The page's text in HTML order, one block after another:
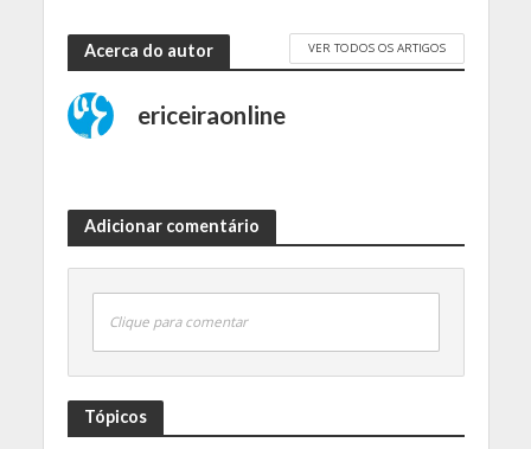
Acerca do autor VER TODOS OS ARTIGOS
ericeiraonline
Adicionar comentário
Clique para comentar
Tópicos